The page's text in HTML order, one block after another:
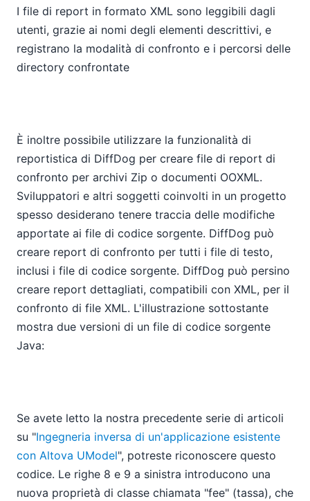
I file di report in formato XML sono leggibili dagli
utenti, grazie ai nomi degli elementi descrittivi, e
registrano la modalità di confronto e i percorsi delle
directory confrontate
È inoltre possibile utilizzare la funzionalità di
reportistica di DiffDog per creare file di report di
confronto per archivi Zip o documenti OOXML.
Sviluppatori e altri soggetti coinvolti in un progetto
spesso desiderano tenere traccia delle modifiche
apportate ai file di codice sorgente. DiffDog può
creare report di confronto per tutti i file di testo,
inclusi i file di codice sorgente. DiffDog può persino
creare report dettagliati, compatibili con XML, per il
confronto di file XML. L'illustrazione sottostante
mostra due versioni di un file di codice sorgente
Java:
Se avete letto la nostra precedente serie di articoli
su "Ingegneria inversa di un'applicazione esistente
con Altova UModel", potreste riconoscere questo
codice. Le righe 8 e 9 a sinistra introducono una
nuova proprietà di classe chiamata "fee" (tassa), che